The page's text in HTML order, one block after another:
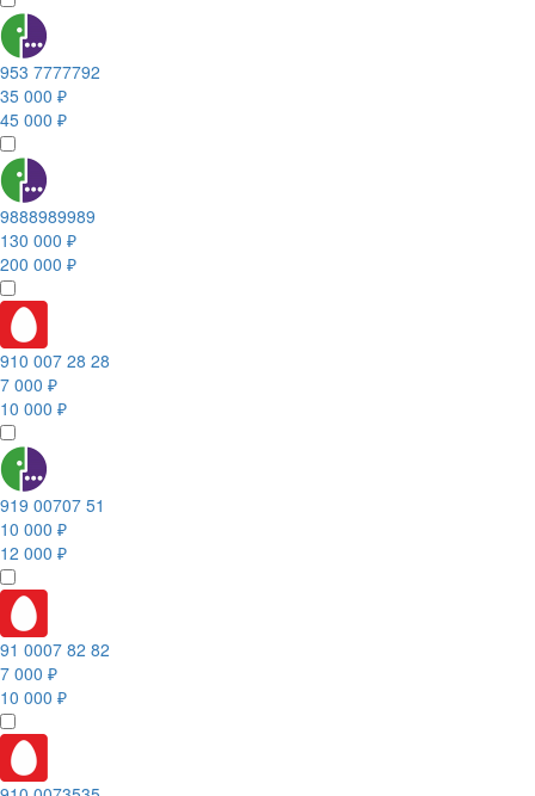
953 7777792
35 000 ₽
45 000 ₽
9888989989
130 000 ₽
200 000 ₽
910 007 28 28
7 000 ₽
10 000 ₽
919 00707 51
10 000 ₽
12 000 ₽
91 0007 82 82
7 000 ₽
10 000 ₽